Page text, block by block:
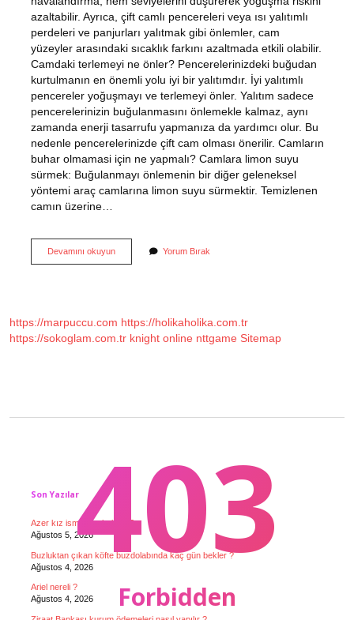
azaltabilir. Ayrıca, çift camlı pencereleri veya ısı yalıtımlı
perdeleri ve panjurları yalıtmak gibi önlemler, cam
yüzeyler arasındaki sıcaklık farkını azaltmada etkili olabilir.
Camdaki terlemeyi ne önler? Pencerelerinizdeki buğudan
kurtulmanın en önemli yolu iyi bir yalıtımdır. İyi yalıtımlı
pencereler yoğuşmayı ve terlemeyi önler. Yalıtım sadece
pencerelerinizin buğulanmasını önlemekle kalmaz, aynı
zamanda enerji tasarrufu yapmanıza da yardımcı olur. Bu
nedenle pencerelerinizde çift cam olması önerilir. Camların
buhar olmamasi için ne yapmalı? Camlara limon suyu
sürmek: Buğulanmayı önlemenin bir diğer geleneksel
yöntemi araç camlarına limon suyu sürmektir. Temizlenen
camın üzerine…
Devamını okuyunKışın
Cam
Yorum Bırak
https://marpuccu.com https://holikaholika.com.tr
https://sokoglam.com.tr knight online nttgame Sitemap
Sidebar
Son Yazılar
Azer kız ismi mi erkek mi ?
Ağustos 5, 2026
Buzluktan çıkan köfte buzdolabında kaç gün bekler ?
Ağustos 4, 2026
Ariel nereli ?
Ağustos 4, 2026
403
Forbidden